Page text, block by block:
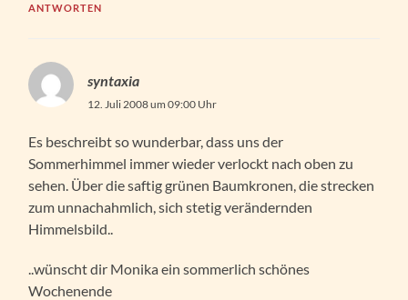
ANTWORTEN
syntaxia
12. Juli 2008 um 09:00 Uhr
Es beschreibt so wunderbar, dass uns der
Sommerhimmel immer wieder verlockt nach oben zu
sehen. Über die saftig grünen Baumkronen, die strecken
zum unnachahmlich, sich stetig verändernden
Himmelsbild..
..wünscht dir Monika ein sommerlich schönes
Wochenende